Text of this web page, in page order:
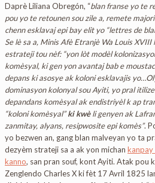
Daprè Liliana Obregón, “blan franse yo te
pou yo te retounen sou zile a, remete
chenn esklavaj epi bay elit yo “lettres de
Se lè sa a, Minis Afè Etranjè Wa Louis XVIII
estrateji tou nèf: “yon lòt modèl
komèsyal, ki gen yon avantaj bab e
depans ki asosye ak koloni esklavajis
dominasyon kolonyal sou Ayiti, yo pral
depandans komèsyal ak endistriyèl k ap
“koloni komèsyal”ki kwèli genyen ak
zanmitay, alyans, resipwosite epi komès”.
yo bezwen an, gang blan malveyan yo ta
dezyèm strateji sa a ak yon michan
kanno, san pran souf, kont Ayiti. Atak pou
Zenglendo Charles X ki fèt 17 Avril 1825